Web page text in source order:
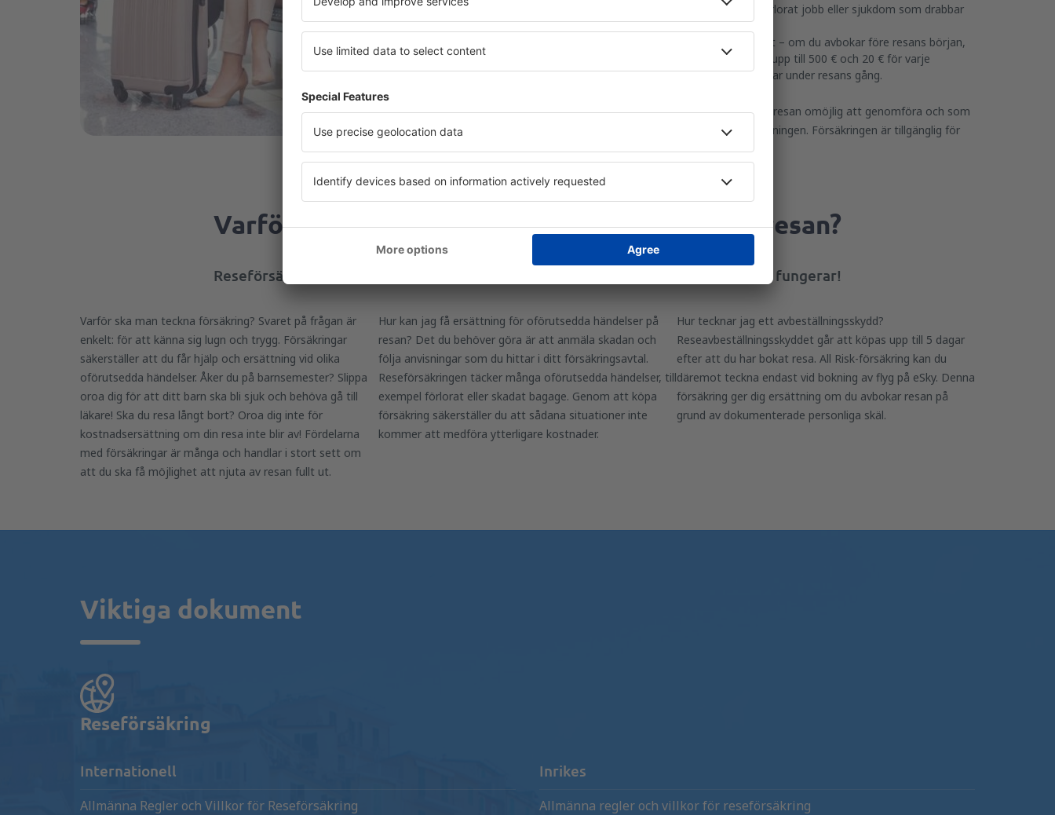
personliga skäl, till exempel förlorat jobb eller sjukdom som drabbar
dig eller dina nära och kära,
90% återbetalning av flygbiljett – om du avbokar före resans början,
ersättning för en ny flygbiljett upp till 500 € och 20 € för varje
outnyttjad dag – om du avbokar under resans gång.
Gäller personliga skäl som gör resan omöjlig att genomföra och som
inte är angivna i ansvarsfriskrivningen. Försäkringen är tillgänglig för
eSky-kunderna vid flygbokning.
Varför är det bra att teckna försäkring inför resan?
Reseförsäkringar garanterar en resa utan stress. Läs vidare för att få veta hur det fungerar!
Varför ska man teckna försäkring? Svaret på frågan är
enkelt: för att känna sig lugn och trygg. Försäkringar
säkerställer att du får hjälp och ersättning vid olika
oförutsedda händelser. Åker du på barnsemester? Slippa
oroa dig för att ditt barn ska bli sjuk och behöva gå till
läkare! Ska du resa långt bort? Oroa dig inte för
kostnadsersättning om din resa inte blir av! Fördelarna
med försäkringar är många och handlar i stort sett om
att du ska få möjlighet att njuta av resan fullt ut.
Hur kan jag få ersättning för oförutsedda händelser på
resan? Det du behöver göra är att anmäla skadan och
följa anvisningar som du hittar i ditt försäkringsavtal.
Reseförsäkringen täcker många oförutsedda händelser, till
exempel förlorat eller skadat bagage. Genom att köpa
försäkring säkerställer du att sådana situationer inte
kommer att medföra ytterligare kostnader.
Hur tecknar jag ett avbeställningsskydd?
Reseavbeställningsskyddet går att köpas upp till 5 dagar
efter att du har bokat resa. All Risk-försäkring kan du
däremot teckna endast vid bokning av flyg på eSky. Denna
försäkring ger dig ersättning om du avbokar resan på
grund av dokumenterade personliga skäl.
Viktiga dokument
Reseförsäkring
Internationell
Allmänna Regler och Villkor för Reseförsäkring
Inrikes
Allmänna regler och villkor för reseförsäkring